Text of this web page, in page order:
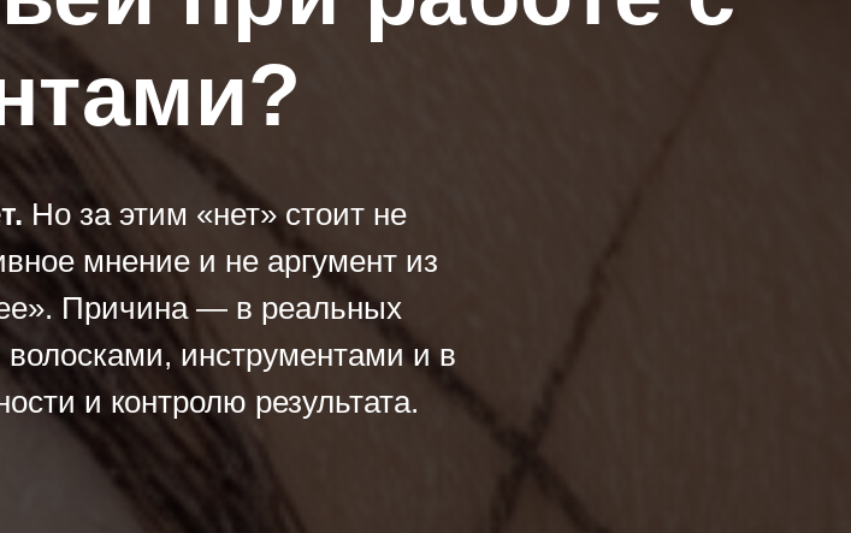
Но за этим «нет» стоит не
мнение и не аргумент из
Причина — в реальных
инструментами и в
и контролю результата.